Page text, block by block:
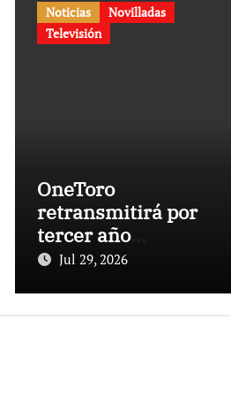
Noticias
Novilladas
Televisión
OneToro
retransmitirá por
tercer año
consecutivo el
Jul 29, 2026